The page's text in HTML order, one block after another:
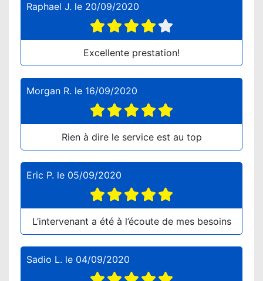
Raphael J. le 20/09/2020
Excellente prestation!
Morgan R. le 16/09/2020
Rien à dire le service est au top
Eric P. le 05/09/2020
L’intervenant a été à l’écoute de mes besoins
Sadio L. le 04/09/2020